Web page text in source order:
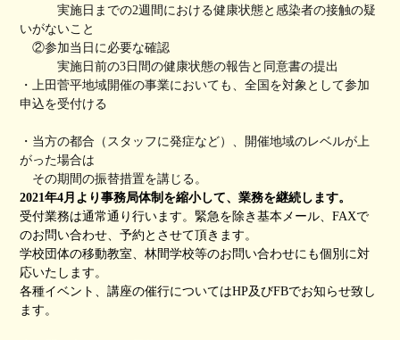
実施日までの2週間における健康状態と感染者の接触の疑
いがないこと
②参加当日に必要な確認
実施日前の3日間の健康状態の報告と同意書の提出
・上田菅平地域開催の事業においても、全国を対象として参加
申込を受付ける
・当方の都合（スタッフに発症など）、開催地域のレベルが上
がった場合は
その期間の振替措置を講じる。
2021年4月より事務局体制を縮小して、業務を継続します。
受付業務は通常通り行います。緊急を除き基本メール、FAXで
のお問い合わせ、予約とさせて頂きます。
学校団体の移動教室、林間学校等のお問い合わせにも個別に対
応いたします。
各種イベント、講座の催行についてはHP及びFBでお知らせ致し
ます。